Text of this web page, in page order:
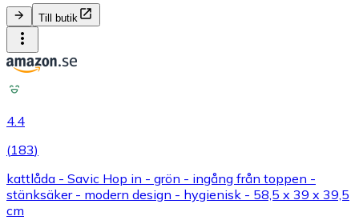
Till butik
4.4
(183)
kattlåda - Savic Hop in - grön - ingång från toppen -
stänksäker - modern design - hygienisk - 58,5 x 39 x 39,5
cm